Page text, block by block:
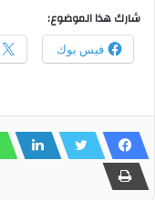
شارك هذا الموضوع:
فيس بوك